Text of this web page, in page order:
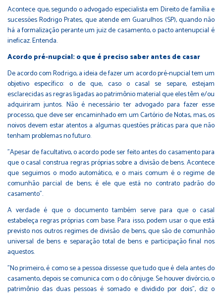
Acontece que, segundo o advogado especialista em Direito de família e
sucessões Rodrigo Prates, que atende em Guarulhos (SP), quando não
há a formalização perante um juiz de casamento, o pacto antenupcial é
ineficaz. Entenda.
Acordo pré-nupcial: o que é preciso saber antes de casar
De acordo com Rodrigo, a ideia de fazer um acordo pré-nupcial tem um
objetivo específico: o de que, caso o casal se separe, estejam
esclarecidas as regras ligadas ao patrimônio material que eles têm e/ou
adquiriram juntos. Não é necessário ter advogado para fazer esse
processo, que deve ser encaminhado em um Cartório de Notas, mas, os
noivos devem estar atentos a algumas questões práticas para que não
tenham problemas no futuro.
"Apesar de facultativo, o acordo pode ser feito antes do casamento para
que o casal construa regras próprias sobre a divisão de bens. Acontece
que seguimos o modo automático, e o mais comum é o regime de
comunhão parcial de bens; é ele que está no contrato padrão do
casamento".
A verdade é que o documento também serve para que o casal
estabeleça regras próprias com base. Para isso, podem usar o que está
previsto nos outros regimes de divisão de bens, que são de comunhão
universal de bens e separação total de bens e participação final nos
aquestos.
"No primeiro, é como se a pessoa dissesse que tudo que é dela antes do
casamento, depois se comunica com o do cônjuge. Se houver divórcio, o
patrimônio das duas pessoas é somado e dividido por dois", diz o